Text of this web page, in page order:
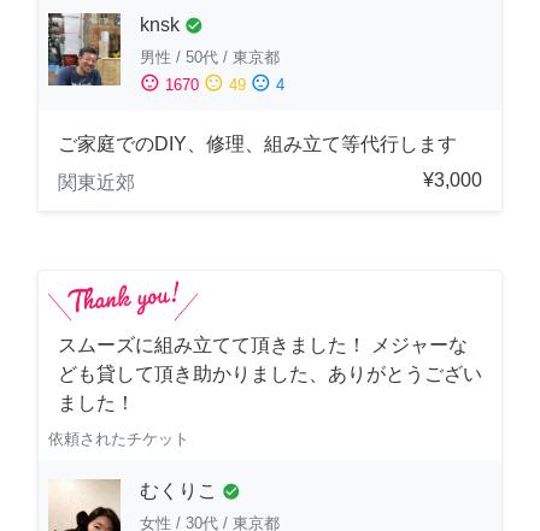
knsk check_circle
男性 / 50代 / 東京都
sentiment_satisfied 1670 sentiment_neutral 49 sentiment_dissatisfied 4
ご家庭でのDIY、修理、組み立て等代行します
関東近郊
¥3,000
スムーズに組み立てて頂きました！ メジャーな
ども貸して頂き助かりました、ありがとうござい
ました！
依頼されたチケット
むくりこ check_circle
女性 / 30代 / 東京都